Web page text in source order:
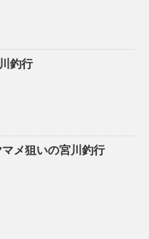
釣行
メ狙いの宮川釣行